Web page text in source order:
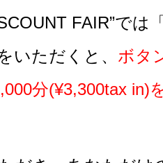
FAIR”では
いただくと、 ボタ
分(¥3,300tax in)